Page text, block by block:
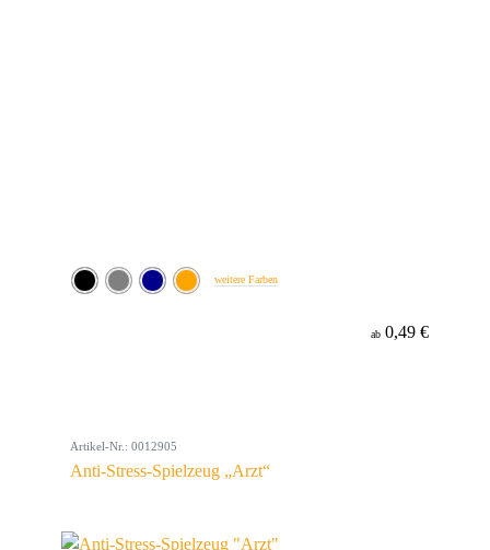
weitere Farben
ab 0,49 €
Artikel-Nr.: 0012905
Anti-Stress-Spielzeug „Arzt“